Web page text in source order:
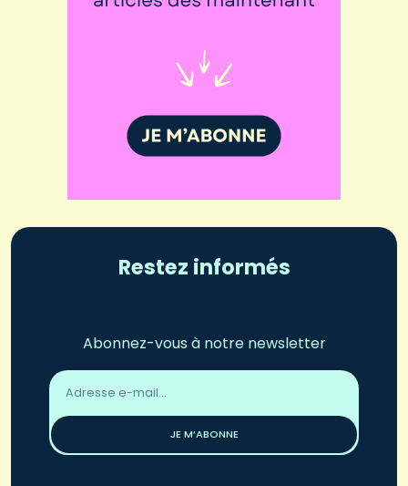
Restez informés
Abonnez-vous à notre newsletter
Adresse
email
JE M’ABONNE